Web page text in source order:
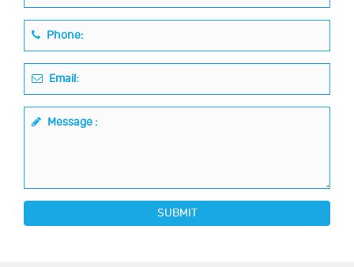
Phone:
Email:
Message :
SUBMIT